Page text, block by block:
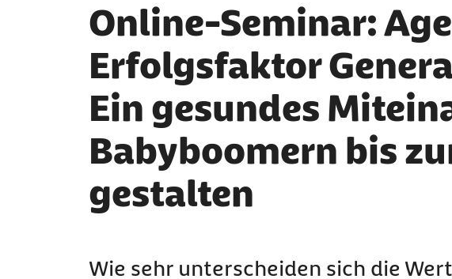
Online-Seminar:
Erfolgsfaktor
Ein gesundes
Babyboomern bis
gestalten
Wie sehr unterscheiden sich die